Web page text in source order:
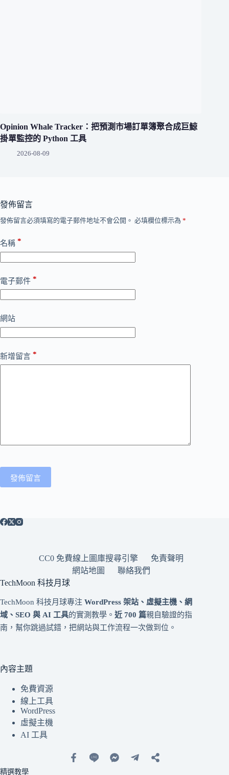
Opinion Whale Tracker：把預測市場訂單簿聚合成巨鯨
掛單監控的 Python 工具
2026-08-09
發佈留言
發佈留言必須填寫的電子郵件地址不會公開。 必填欄位標示為 *
名稱 *
電子郵件 *
網站
新增留言 *
發佈留言
CC0 免費線上圖庫搜尋引擎
免責聲明
網站地圖
聯絡我們
TechMoon 科技月球
TechMoon 科技月球專注 WordPress 架站、虛擬主機、網
域、SEO 與 AI 工具的實測教學。 近 700 篇親自驗證的指
南，幫你跳過試錯，把網站與工作流程一次做到位。
內容主題
免費資源
線上工具
WordPress
虛擬主機
AI 工具
精選教學